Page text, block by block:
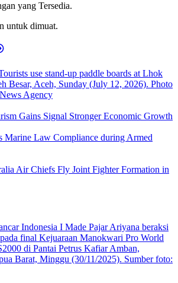
yang Tersedia.
untuk dimuat.
Gains Signal Stronger Economic Growth
Marine Law Compliance during Armed
Air Chiefs Fly Joint Fighter Formation in